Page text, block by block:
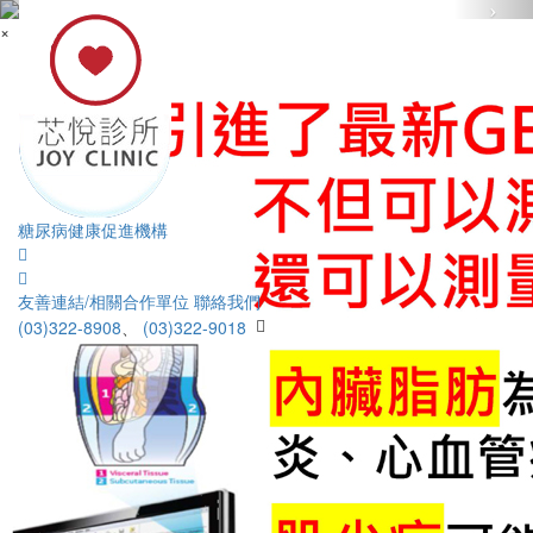
糖尿病健康促進機構
友善連結/相關合作單位 聯絡我們
(03)322-8908、 (03)322-9018
×